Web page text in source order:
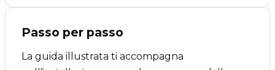
Passo per passo
La guida illustrata ti accompagna